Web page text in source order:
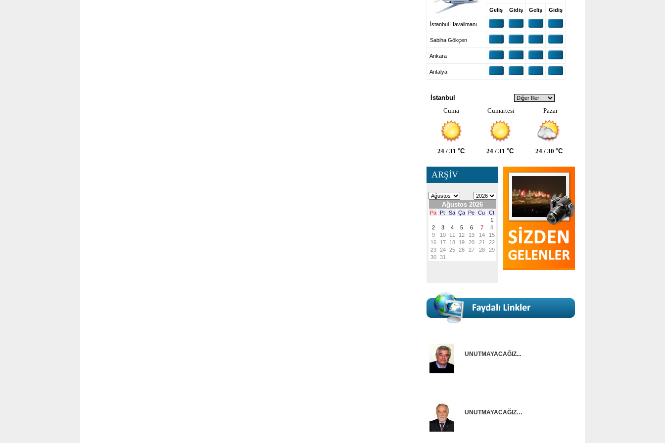
Geliş Gidiş Geliş Gidiş
İstanbul Havalimanı
Sabiha Gökçen
Ankara
Antalya
İstanbul
Cuma
Cumartesi Pazar
24 / 31 °C 24 / 31 °C 24 / 30 °C
ARŞİV
UNUTMAYACAĞIZ...
UNUTMAYACAĞIZ…